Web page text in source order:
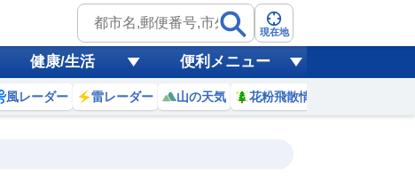
現在地
健康/生活 便利メニュー
風レーダー 雷レーダー 山の天気 花粉飛散情報